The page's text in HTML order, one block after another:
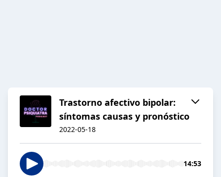
Trastorno afectivo bipolar:
síntomas causas y pronóstico
2022-05-18
14:53